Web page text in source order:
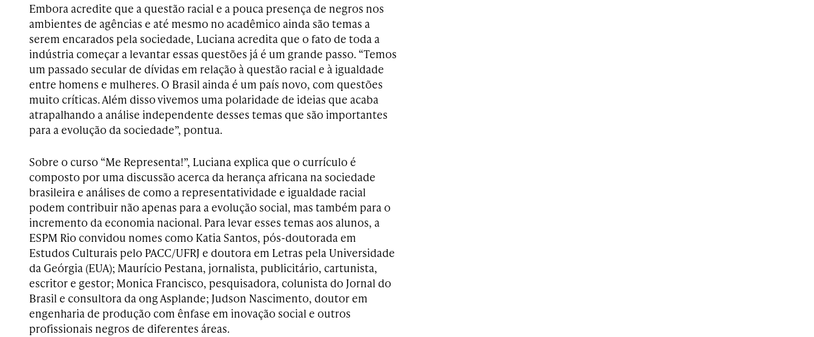
Embora acredite que a questão racial e a pouca presença de negros nos
ambientes de agências e até mesmo no acadêmico ainda são temas a
serem encarados pela sociedade, Luciana acredita que o fato de toda a
indústria começar a levantar essas questões já é um grande passo. “Temos
um passado secular de dívidas em relação à questão racial e à igualdade
entre homens e mulheres. O Brasil ainda é um país novo, com questões
muito críticas. Além disso vivemos uma polaridade de ideias que acaba
atrapalhando a análise independente desses temas que são importantes
para a evolução da sociedade”, pontua.
Sobre o curso “Me Representa!”, Luciana explica que o currículo é
composto por uma discussão acerca da herança africana na sociedade
brasileira e análises de como a representatividade e igualdade racial
podem contribuir não apenas para a evolução social, mas também para o
incremento da economia nacional. Para levar esses temas aos alunos, a
ESPM Rio convidou nomes como Katia Santos, pós-doutorada em
Estudos Culturais pelo PACC/UFRJ e doutora em Letras pela Universidade
da Geórgia (EUA); Maurício Pestana, jornalista, publicitário, cartunista,
escritor e gestor; Monica Francisco, pesquisadora, colunista do Jornal do
Brasil e consultora da ong Asplande; Judson Nascimento, doutor em
engenharia de produção com ênfase em inovação social e outros
profissionais negros de diferentes áreas.